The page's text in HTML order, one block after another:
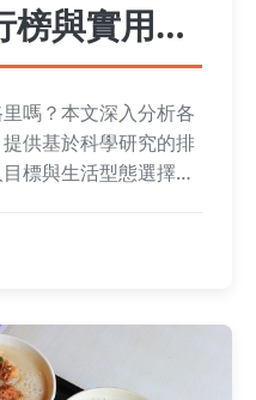
榜與實用指
嗎？本文深入分析各
供基於科學研究的排
標與生活型態選擇最